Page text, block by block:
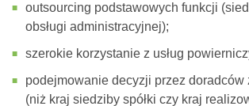
outsourcing podstawowych funkcji
obsługi administracyjnej);
szerokie korzystanie z usług
podejmowanie decyzji przez doradców
(niż kraj siedziby spółki czy kraj